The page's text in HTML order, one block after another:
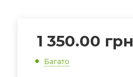
1 350.00
Багато